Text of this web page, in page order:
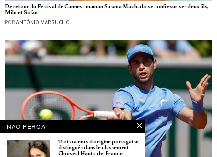
De retour du Festival de Cannes : maman Susana Machado se confie sur ses deux fils,
Milo et Solàn
POR ANTÓNIO MARRUCHO
NÃO PERCA
Trois talents d’origine portugaise
distingués dans le classement
Choiseul Hauts-de-France